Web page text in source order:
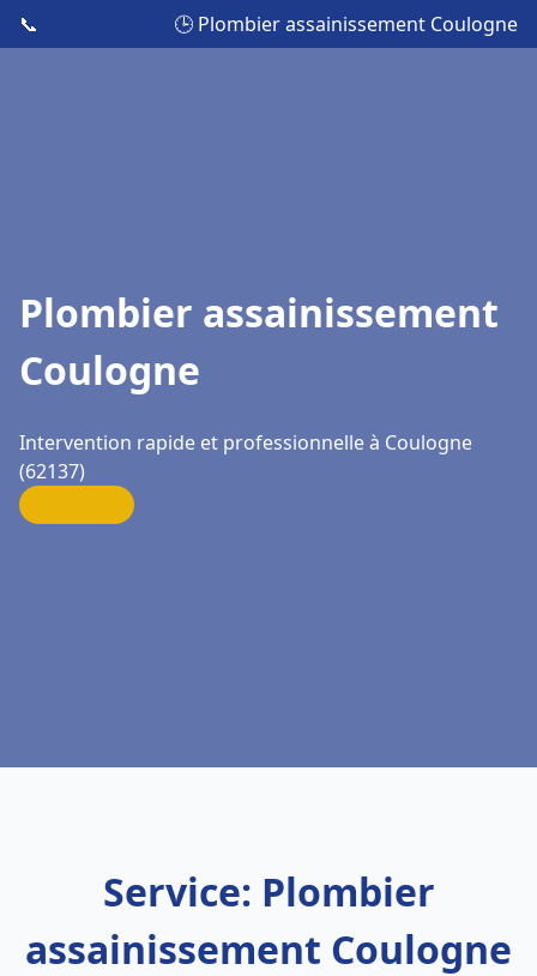
📞 🕒 Plombier assainissement Coulogne
Plombier assainissement
Coulogne
Intervention rapide et professionnelle à Coulogne
(62137)
Service: Plombier
assainissement Coulogne